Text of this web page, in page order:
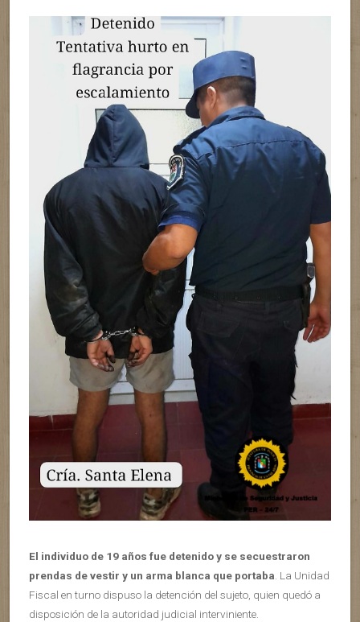
El individuo de 19 años fue detenido y se secuestraron
prendas de vestir y un arma blanca que portaba . La Unidad
Fiscal en turno dispuso la detención del sujeto, quien quedó a
disposición de la autoridad judicial interviniente.